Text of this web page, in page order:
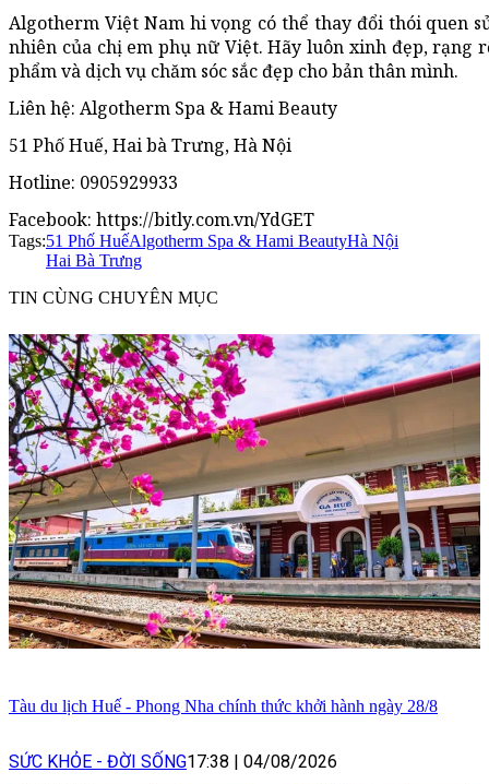
Algotherm Việt Nam hi vọng có thể thay đổi thói quen
nhiên của chị em phụ nữ Việt. Hãy luôn xinh đẹp,
phẩm và dịch vụ chăm sóc sắc đẹp cho bản thân mình.
Liên hệ: Algotherm Spa & Hami Beauty
51 Phố Huế, Hai bà Trưng, Hà Nội
Hotline: 0905929933
Facebook: https://bitly.com.vn/YdGET
Tags:51 Phố HuếAlgotherm Spa & Hami BeautyHà Nội
Hai Bà Trưng
TIN CÙNG CHUYÊN MỤC
Tàu du lịch Huế - Phong Nha chính thức khởi hành ngày 28/8
SỨC KHỎE - ĐỜI SỐNG17:38 04/08/2026